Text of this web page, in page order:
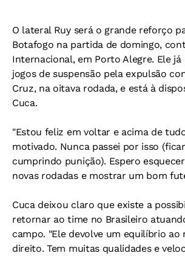
O lateral Ruy será o grande reforço
Botafogo na partida de domingo,
Internacional, em Porto Alegre. Ele
jogos de suspensão pela expulsão
Cruz, na oitava rodada, e está à
Cuca.
"Estou feliz em voltar e acima de
motivado. Nunca passei por isso
cumprindo punição). Espero
novas rodadas e mostrar um bom
Cuca deixou claro que existe a
retornar ao time no Brasileiro
campo. "Ele devolve um equilíbrio ao
direito. Tem muitas qualidades e